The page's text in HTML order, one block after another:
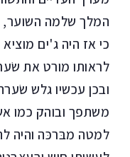
המלך שלמה השוער,
כי אז היה ג'ים
לראותו מורט את
ובכן עכשיו גלש
משתפך ובוהק כמו
למטה מבּרכּה והיה